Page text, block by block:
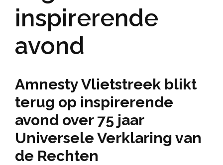
inspirerende
avond
Amnesty Vlietstreek blikt
terug op inspirerende
avond over 75 jaar
Universele Verklaring van
de Rechten